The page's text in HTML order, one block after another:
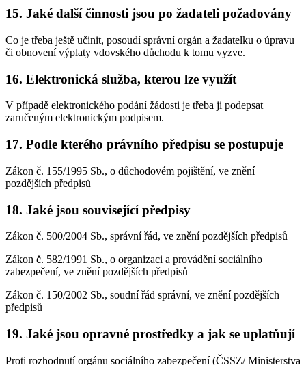
15. Jaké další činnosti jsou po žadateli požadovány
Co je třeba ještě učinit, posoudí správní orgán a žadatelku o úpravu
či obnovení výplaty vdovského důchodu k tomu vyzve.
16. Elektronická služba, kterou lze využít
V případě elektronického podání žádosti je třeba ji podepsat
zaručeným elektronickým podpisem.
17. Podle kterého právního předpisu se postupuje
Zákon č. 155/1995 Sb., o důchodovém pojištění, ve znění
pozdějších předpisů
18. Jaké jsou související předpisy
Zákon č. 500/2004 Sb., správní řád, ve znění pozdějších předpisů
Zákon č. 582/1991 Sb., o organizaci a provádění sociálního
zabezpečení, ve znění pozdějších předpisů
Zákon č. 150/2002 Sb., soudní řád správní, ve znění pozdějších
předpisů
19. Jaké jsou opravné prostředky a jak se uplatňují
Proti rozhodnutí orgánu sociálního zabezpečení (ČSSZ/ Ministerstva